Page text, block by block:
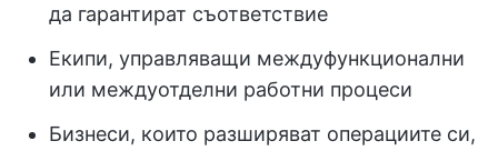
да гарантират съответствие
Екипи, управляващи междуфункционални
или междуотделни работни процеси
Бизнеси, които разширяват операциите си,